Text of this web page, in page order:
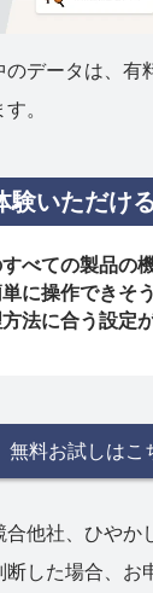
のデータは、有
。
験いただけ
べての製品の
に操作できそ
法に合う設定
無料お試しはこ
他社、ひやか
断した場合、お